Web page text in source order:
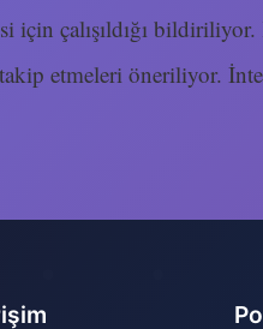
çalışıldığı bildiriliyor.
etmeleri öneriliyor.